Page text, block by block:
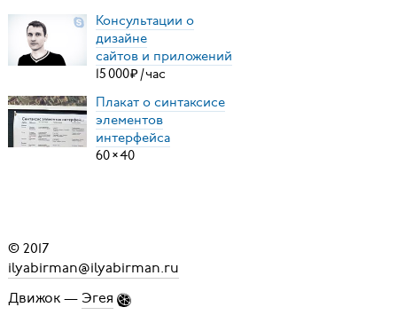
Консультации о
дизайне
сайтов и приложений
15000₽ /час
Плакат о синтаксисе
элементов
интерфейса
60×40
© 2017
ilyabirman@ilyabirman.ru
Движок — Эгея